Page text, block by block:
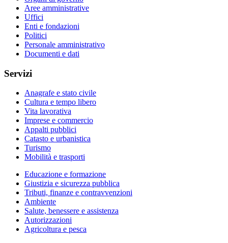
Aree amministrative
Uffici
Enti e fondazioni
Politici
Personale amministrativo
Documenti e dati
Servizi
Anagrafe e stato civile
Cultura e tempo libero
Vita lavorativa
Imprese e commercio
Appalti pubblici
Catasto e urbanistica
Turismo
Mobilità e trasporti
Educazione e formazione
Giustizia e sicurezza pubblica
Tributi, finanze e contravvenzioni
Ambiente
Salute, benessere e assistenza
Autorizzazioni
Agricoltura e pesca